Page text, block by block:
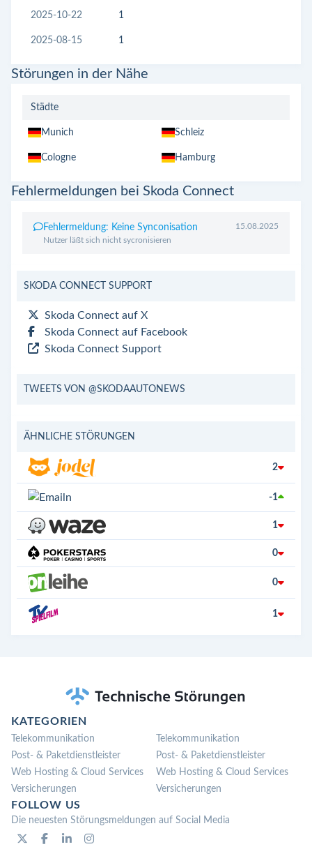
2025-10-22 1
2025-08-15 1
Störungen in der Nähe
Städte
Munich Schleiz
Cologne Hamburg
Fehlermeldungen bei Skoda Connect
Fehlermeldung: Keine Synconisation
Nutzer läßt sich nicht sycronisieren
15.08.2025
SKODA CONNECT SUPPORT
Skoda Connect auf X
Skoda Connect auf Facebook
Skoda Connect Support
TWEETS VON @SKODAAUTONEWS
ÄHNLICHE STÖRUNGEN
2
-1
1
0
0
1
KATEGORIEN
Telekommunikation
Post- & Paketdienstleister
Web Hosting & Cloud Services
Versicherungen
Telekommunikation
Post- & Paketdienstleister
Web Hosting & Cloud Services
Versicherungen
FOLLOW US
Die neuesten Störungsmeldungen auf Social Media